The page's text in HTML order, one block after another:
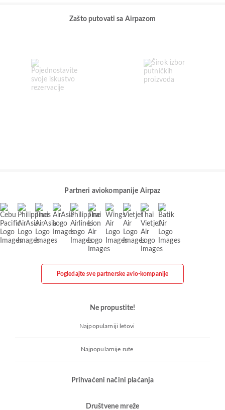
Zašto putovati sa Airpazom
Partneri aviokompanije Airpaz
Pogledajte sve partnerske avio-kompanije
Ne propustite!
Najpopularniji letovi
Najpopularnije rute
Prihvaćeni načini plaćanja
Društvene mreže